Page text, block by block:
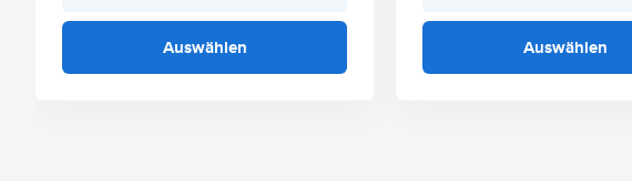
Auswählen Auswählen